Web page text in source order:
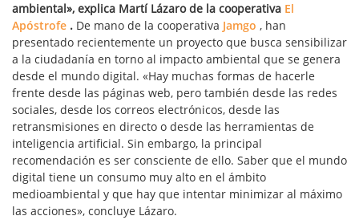
ambiental», explica Martí Lázaro de la cooperativa El
Apóstrofe . De mano de la cooperativa Jamgo , han
presentado recientemente un proyecto que busca sensibilizar
a la ciudadanía en torno al impacto ambiental que se genera
desde el mundo digital. «Hay muchas formas de hacerle
frente desde las páginas web, pero también desde las redes
sociales, desde los correos electrónicos, desde las
retransmisiones en directo o desde las herramientas de
inteligencia artificial. Sin embargo, la principal
recomendación es ser consciente de ello. Saber que el mundo
digital tiene un consumo muy alto en el ámbito
medioambiental y que hay que intentar minimizar al máximo
las acciones», concluye Lázaro.